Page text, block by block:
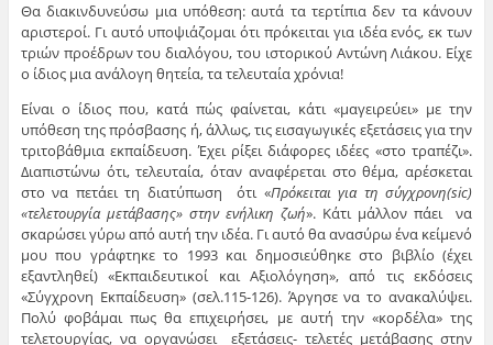
Θα διακινδυνεύσω μια υπόθεση: αυτά τα τερτίπια δεν τα κάνουν
αριστεροί. Γι αυτό υποψιάζομαι ότι πρόκειται για ιδέα ενός, εκ των
τριών προέδρων του διαλόγου, του ιστορικού Αντώνη Λιάκου. Είχε
ο ίδιος μια ανάλογη θητεία, τα τελευταία χρόνια!
Είναι ο ίδιος που, κατά πώς φαίνεται, κάτι «μαγειρεύει» με την
υπόθεση της πρόσβασης ή, άλλως, τις εισαγωγικές εξετάσεις για την
τριτοβάθμια εκπαίδευση. Έχει ρίξει διάφορες ιδέες «στο τραπέζι».
Διαπιστώνω ότι, τελευταία, όταν αναφέρεται στο θέμα, αρέσκεται
στο να πετάει τη διατύπωση ότι «Πρόκειται για τη σύγχρονη(sic)
«τελετουργία μετάβασης» στην ενήλικη ζωή». Κάτι μάλλον πάει να
σκαρώσει γύρω από αυτή την ιδέα. Γι αυτό θα ανασύρω ένα κείμενό
μου που γράφτηκε το 1993 και δημοσιεύθηκε στο βιβλίο (έχει
εξαντληθεί) «Εκπαιδευτικοί και Αξιολόγηση», από τις εκδόσεις
«Σύγχρονη Εκπαίδευση» (σελ.115-126). Άργησε να το ανακαλύψει.
Πολύ φοβάμαι πως θα επιχειρήσει, με αυτή την «κορδέλα» της
τελετουργίας, να οργανώσει εξετάσεις- τελετές μετάβασης στην